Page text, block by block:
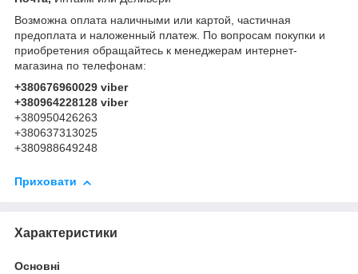
Возможна оплата наличными или картой, частичная
предоплата и наложенный платеж. По вопросам покупки и
приобретения обращайтесь к менеджерам интернет-
магазина по телефонам:
+380676960029 viber
+380964228128 viber
+380950426263
+380637313025
+380988649248
Приховати
Характеристики
Основні